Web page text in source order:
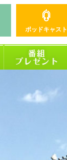
ポッドキャスト